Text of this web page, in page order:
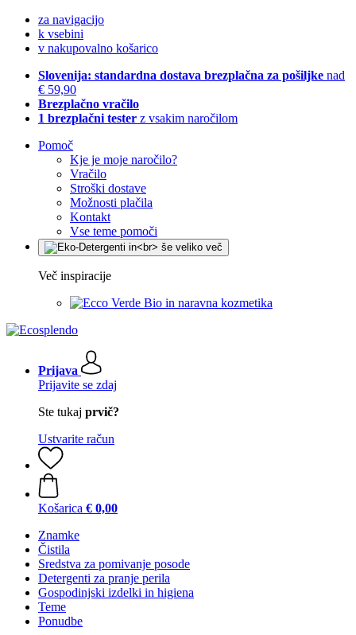
za navigacijo
k vsebini
v nakupovalno košarico
Slovenija: standardna dostava brezplačna za pošiljke nad
€ 59,90
Brezplačno vračilo
1 brezplačni tester z vsakim naročilom
Pomoč
Kje je moje naročilo?
Vračilo
Stroški dostave
Možnosti plačila
Kontakt
Vse teme pomoči
Več inspiracije
Bio in naravna kozmetika
Prijava
Prijavite se zdaj
Ste tukaj prvič?
Ustvarite račun
Košarica € 0,00
Znamke
Čistila
Sredstva za pomivanje posode
Detergenti za pranje perila
Gospodinjski izdelki in higiena
Teme
Ponudbe